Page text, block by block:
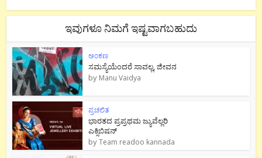
ಇವುಗಳೂ ನಿಮಗೆ ಇಷ್ಟವಾಗಬಹುದು
ಅಂಕಣ
ಸಮಸ್ಯೆಯೆಂದರೆ ಸಾವಲ್ಲ, ಜೀವನ
by Manu Vaidya
ಪ್ರಚಲಿತ
ಭಾರತದ ಪ್ರಪ್ರಥಮ ಜ್ಯುವೆಲ್ಲರಿ
ಎಕ್ಸಿಬಿಷನ್
byTeam readoo kannada